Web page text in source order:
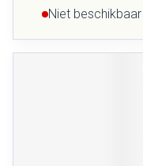
Niet beschikbaar